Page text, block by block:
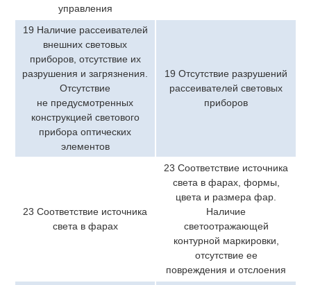
управления
19 Наличие рассеивателей
внешних световых
приборов, отсутствие их
разрушения и загрязнения.
Отсутствие
не предусмотренных
конструкцией светового
прибора оптических
элементов
19 Отсутствие разрушений
рассеивателей световых
приборов
23 Соответствие источника
света в фарах
23 Соответствие источника
света в фарах, формы,
цвета и размера фар.
Наличие
светоотражающей
контурной маркировки,
отсутствие ее
повреждения и отслоения